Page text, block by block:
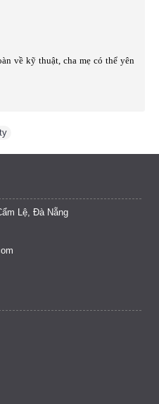
về kỹ thuật, cha mẹ có thể yên
Lệ, Đà Nẵng